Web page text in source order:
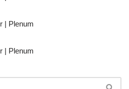
| Plenum
| Plenum